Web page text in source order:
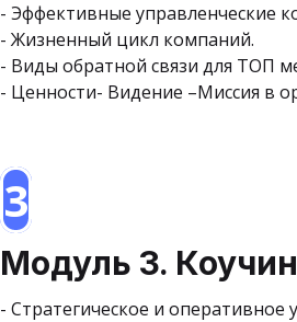
- Эффективные управленческие
- Жизненный цикл компаний.
- Виды обратной связи для ТОП
- Ценности- Видение –Миссия в
3
Модуль 3.
- Стратегическое и оперативное